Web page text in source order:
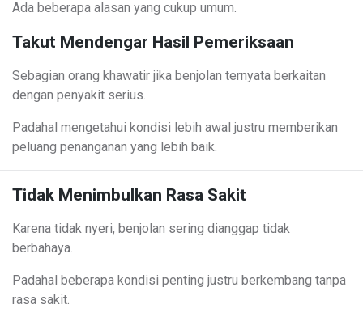
Ada beberapa alasan yang cukup umum.
Takut Mendengar Hasil Pemeriksaan
Sebagian orang khawatir jika benjolan ternyata berkaitan
dengan penyakit serius.
Padahal mengetahui kondisi lebih awal justru memberikan
peluang penanganan yang lebih baik.
Tidak Menimbulkan Rasa Sakit
Karena tidak nyeri, benjolan sering dianggap tidak
berbahaya.
Padahal beberapa kondisi penting justru berkembang tanpa
rasa sakit.